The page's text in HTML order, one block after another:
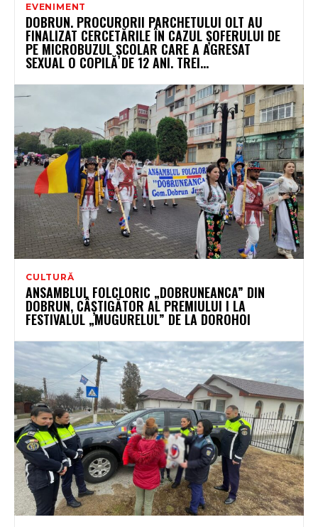
EVENIMENT
DOBRUN. PROCURORII PARCHETULUI OLT AU
FINALIZAT CERCETĂRILE ÎN CAZUL ȘOFERULUI DE
PE MICROBUZUL ȘCOLAR CARE A AGRESAT
SEXUAL O COPILĂ DE 12 ANI. TREI...
CULTURĂ
ANSAMBLUL FOLCLORIC „DOBRUNEANCA” DIN
DOBRUN, CÂȘTIGĂTOR AL PREMIULUI I LA
FESTIVALUL „MUGURELUL” DE LA DOROHOI